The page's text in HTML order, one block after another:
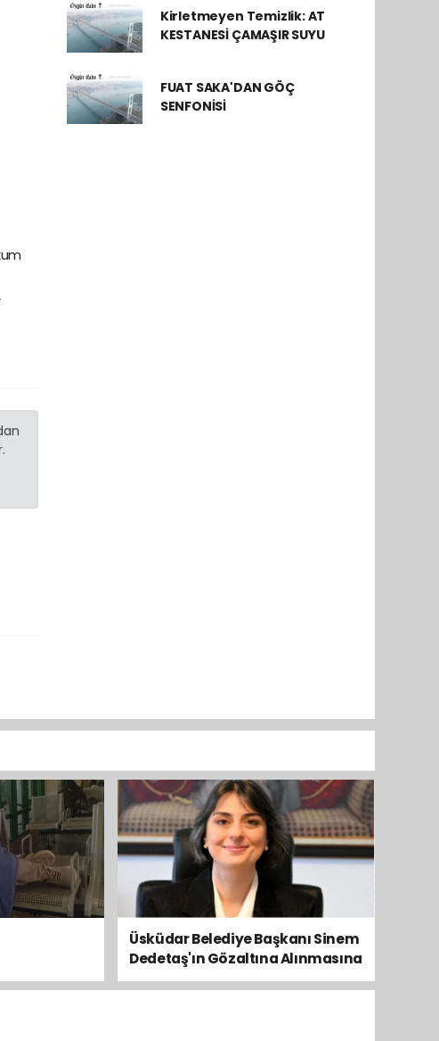
Kirletmeyen Temizlik: AT
KESTANESİ ÇAMAŞIR SUYU
FUAT SAKA'DAN GÖÇ
SENFONİSİ
Üsküdar Belediye Başkanı Sinem
Dedetaş'ın Gözaltına Alınmasına
Kamuoyundan Ve Siyasetten